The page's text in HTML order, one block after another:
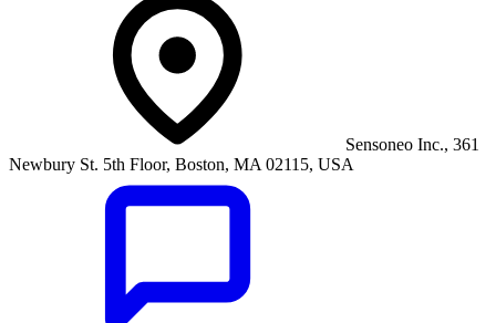
Sensoneo Inc., 361
Newbury St. 5th Floor, Boston, MA 02115, USA